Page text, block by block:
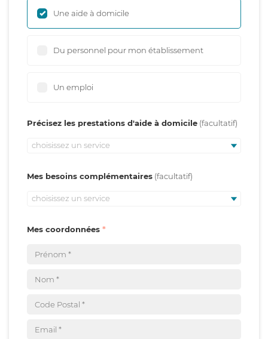
Une aide à domicile
Du personnel pour mon établissement
Un emploi
Précisez les prestations d'aide à domicile
choisissez un service
Mes besoins complémentaires
choisissez un service
Mes coordonnées